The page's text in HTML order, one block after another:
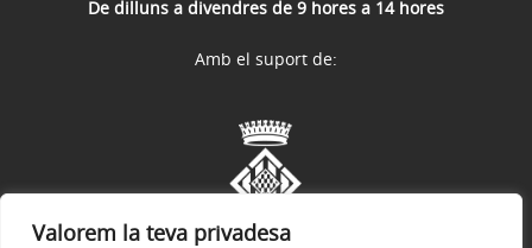
Valorem la teva privadesa
De dilluns a divendres de 9 hores a 14 hores
Amb el suport de: